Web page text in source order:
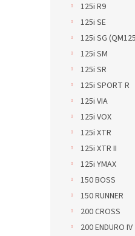
125i R9
125i SE
125i SG
125i SM
125i SR
125i SPORT R
125i VIA
125i VOX
125i XTR
125i XTR II
125i YMAX
150 BOSS
150 RUNNER
200 CROSS
200 ENDURO IV